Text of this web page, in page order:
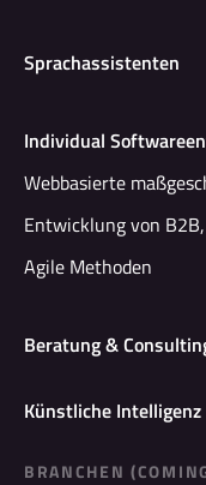
Sprachassistenten
Individual
Webbasierte
Entwicklung von
Agile Methoden
Beratung &
Künstliche
BRANCHEN